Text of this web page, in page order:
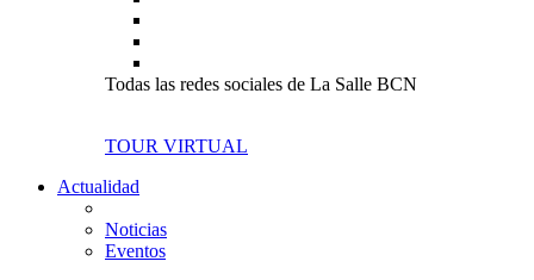
Todas las redes sociales de La Salle BCN
TOUR VIRTUAL
Actualidad
Noticias
Eventos